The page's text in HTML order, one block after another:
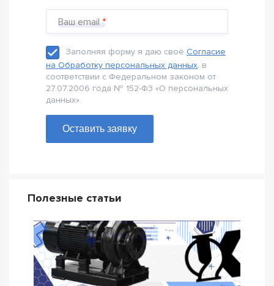
Ваш email
Заполняя форму я даю своё Согласие
на Обработку персональных данных, в
соответствии с Федеральном законом от
27.07.2006 года № 152-Ф3 «О персональных
данных».
Оставить заявку
Полезные статьи